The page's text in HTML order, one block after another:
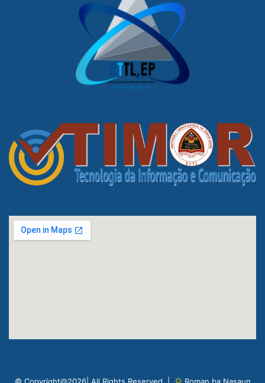
© Copyright@2026| All Rights Reserved | Roman ba Nasaun